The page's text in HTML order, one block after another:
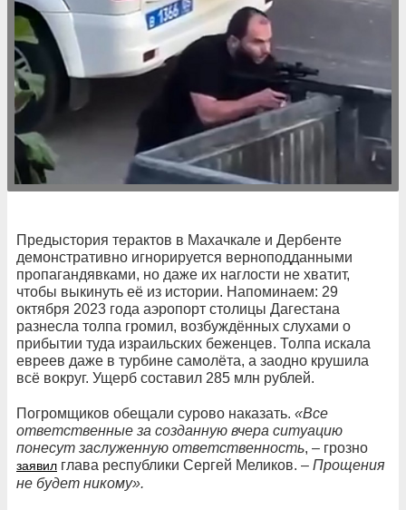
Предыстория терактов в Махачкале и Дербенте
демонстративно игнорируется верноподданными
пропагандявками, но даже их наглости не хватит,
чтобы выкинуть её из истории. Напоминаем: 29
октября 2023 года аэропорт столицы Дагестана
разнесла толпа громил, возбуждённых слухами о
прибытии туда израильских беженцев. Толпа искала
евреев даже в турбине самолёта, а заодно крушила
всё вокруг. Ущерб составил 285 млн рублей.
Погромщиков обещали сурово наказать. «Все
ответственные за созданную вчера ситуацию
понесут заслуженную ответственность, – грозно
заявил глава республики Сергей Меликов. – Прощения
не будет никому».